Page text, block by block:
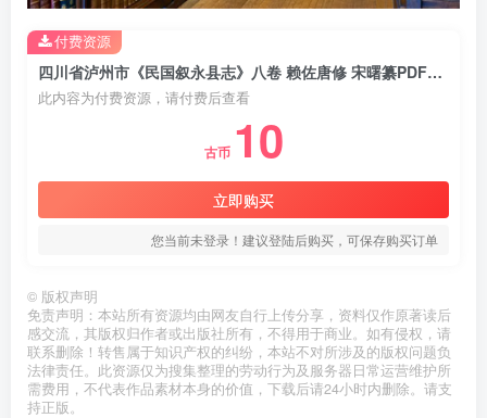
四川省泸州市《民国叙永县志》八卷 赖佐唐修 宋曙纂PDF电子版地方志下载
此内容为付费资源，请付费后查看
古币 10
立即购买
您当前未登录！建议登陆后购买，可保存购买订单
付费资源
© 版权声明
免责声明：本站所有资源均由网友自行上传分享，资料仅作原著读后
感交流，其版权归作者或出版社所有，不得用于商业。如有侵权，请
联系删除！转售属于知识产权的纠纷，本站不对所涉及的版权问题负
法律责任。此资源仅为搜集整理的劳动行为及服务器日常运营维护所
需费用，不代表作品素材本身的价值，下载后请24小时内删除。请支
持正版。